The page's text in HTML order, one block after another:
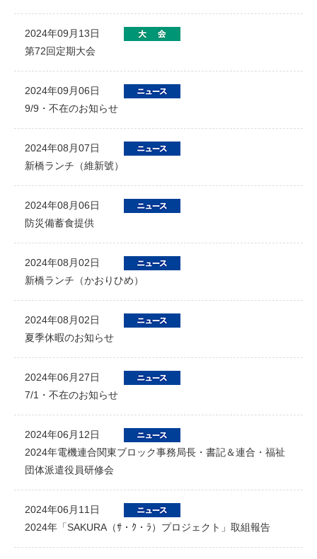
2024年09月13日
第72回定期大会
2024年09月06日
9/9・不在のお知らせ
2024年08月07日
新橋ランチ（維新號）
2024年08月06日
防災備蓄食提供
2024年08月02日
新橋ランチ（かおりひめ）
2024年08月02日
夏季休暇のお知らせ
2024年06月27日
7/1・不在のお知らせ
2024年06月12日
2024年電機連合関東ブロック事務局長・書記＆連合・福祉
団体派遣役員研修会
2024年06月11日
2024年「SAKURA（ｻ・ｸ・ﾗ）プロジェクト」取組報告